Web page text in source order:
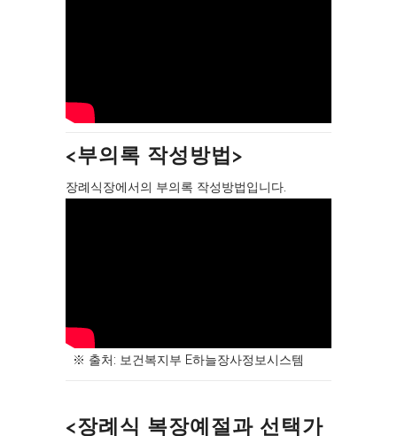
<부의록 작성방법>
장례식장에서의 부의록 작성방법입니다.
※ 출처: 보건복지부 E하늘장사정보시스템
<장례식 복장예절과 선택가